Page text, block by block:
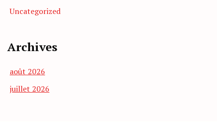
Uncategorized
Archives
août 2026
juillet 2026